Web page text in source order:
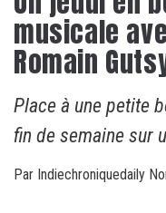
musicale
Romain
Place à une petite
fin de semaine sur
Par Indiechroniquedaily